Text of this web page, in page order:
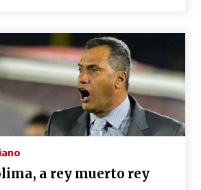
a rey muerto rey